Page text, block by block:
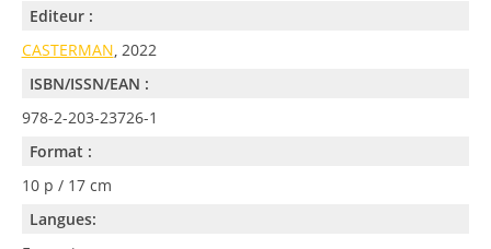
Editeur :
CASTERMAN, 2022
ISBN/ISSN/EAN :
978-2-203-23726-1
Format :
10 p / 17 cm
Langues: